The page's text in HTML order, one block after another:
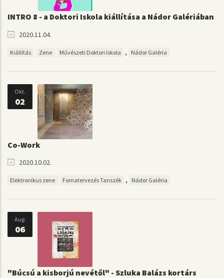
INTRO 8 - a Doktori Iskola kiállítása a Nádor Galériában
2020.11.04.
Kiállítás Zene Művészeti Doktori Iskola , Nádor Galéria
Okt.
02
Co-Work
2020.10.02.
Elektronikus zene Fomatervezés Tanszék , Nádor Galéria
Aug.
06
"Búcsú a kisborjú nevétől" - Szluka Balázs kortárs